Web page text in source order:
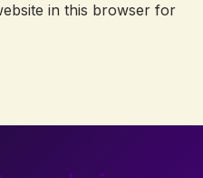
in this browser for